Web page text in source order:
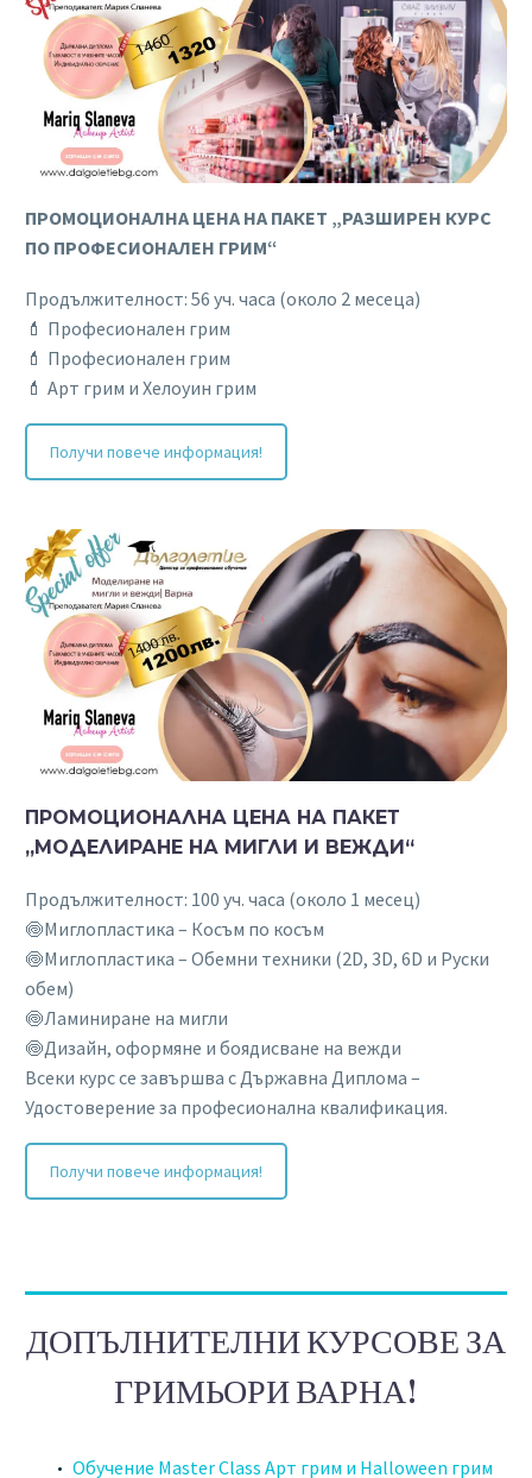
ПРОМОЦИОНАЛНА ЦЕНА НА ПАКЕТ „РАЗШИРЕН КУРС
ПО ПРОФЕСИОНАЛЕН ГРИМ“
Продължителност: 56 уч. часа (около 2 месеца)
💄 Професионален грим
💄 Професионален грим
💄 Арт грим и Хелоуин грим
Получи повече информация!
ПРОМОЦИОНАЛНА ЦЕНА НА ПАКЕТ
„МОДЕЛИРАНЕ НА МИГЛИ И ВЕЖДИ“
Продължителност: 100 уч. часа (около 1 месец)
🍥Миглопластика – Косъм по косъм
🍥Миглопластика – Обемни техники (2D, 3D, 6D и Руски
обем)
🍥Ламиниране на мигли
🍥Дизайн, оформяне и боядисване на вежди
Всеки курс се завършва с Държавна Диплома –
Удостоверение за професионална квалификация.
Получи повече информация!
ДОПЪЛНИТЕЛНИ КУРСОВЕ ЗА
ГРИМЬОРИ ВАРНА!
Обучение Master Class Арт грим и Halloween грим